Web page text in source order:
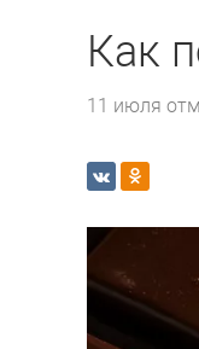
Как
11 июля